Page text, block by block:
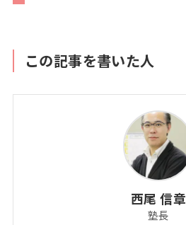
この記事を書いた人
西尾 信章
塾長